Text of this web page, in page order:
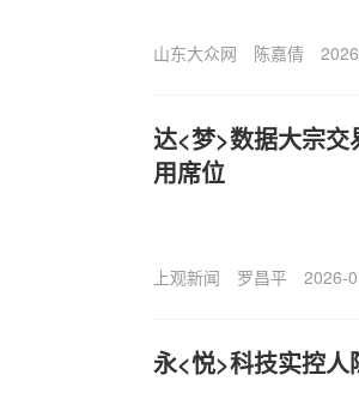
山东大众网 陈嘉倩
达<梦>数据大宗
用席位
上观新闻 罗昌平 2026-
永<悦>科技实控